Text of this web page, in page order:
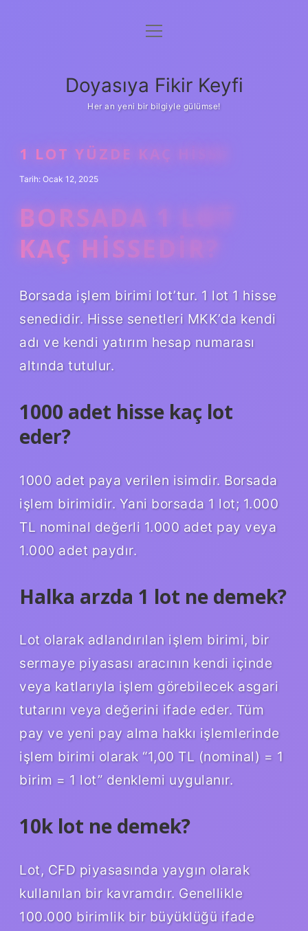
Anasayfa
Yasal Uyarı
menüyü
Doyasıya Fikir Keyfi
Her an yeni bir bilgiyle gülümse!
1 LOT YÜZDE KAÇ HISSE
Tarih: Ocak 12, 2025
BORSADA 1 LOT
KAÇ HISSEDIR?
Borsada işlem birimi lot’tur. 1 lot 1 hisse
senedidir. Hisse senetleri MKK’da kendi
adı ve kendi yatırım hesap numarası
altında tutulur.
1000 adet hisse kaç lot
eder?
1000 adet paya verilen isimdir. Borsada
işlem birimidir. Yani borsada 1 lot; 1.000
TL nominal değerli 1.000 adet pay veya
1.000 adet paydır.
Halka arzda 1 lot ne demek?
Lot olarak adlandırılan işlem birimi, bir
sermaye piyasası aracının kendi içinde
veya katlarıyla işlem görebilecek asgari
tutarını veya değerini ifade eder. Tüm
pay ve yeni pay alma hakkı işlemlerinde
işlem birimi olarak “1,00 TL (nominal) = 1
birim = 1 lot” denklemi uygulanır.
10k lot ne demek?
Lot, CFD piyasasında yaygın olarak
kullanılan bir kavramdır. Genellikle
100.000 birimlik bir büyüklüğü ifade